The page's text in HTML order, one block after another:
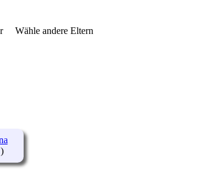
Wähle andere Eltern